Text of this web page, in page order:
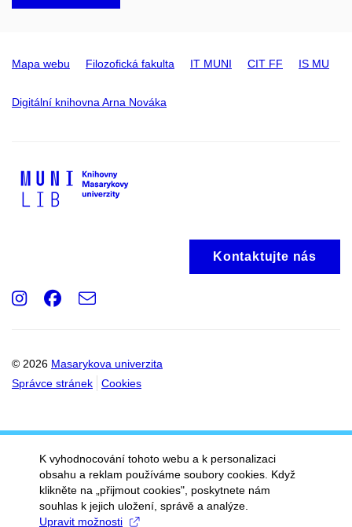
Mapa webu Filozofická fakulta IT MUNI CIT FF IS MU
Digitální knihovna Arna Nováka
Kontaktujte nás
© 2026 Masarykova univerzita
Správce stránek
Cookies
Instagram
Facebook
e-
K vyhodnocování tohoto webu a k personalizaci
obsahu a reklam používáme soubory cookies. Když
klikněte na „přijmout cookies", poskytnete nám
souhlas k jejich uložení, správě a analýze.
Upravit možnosti